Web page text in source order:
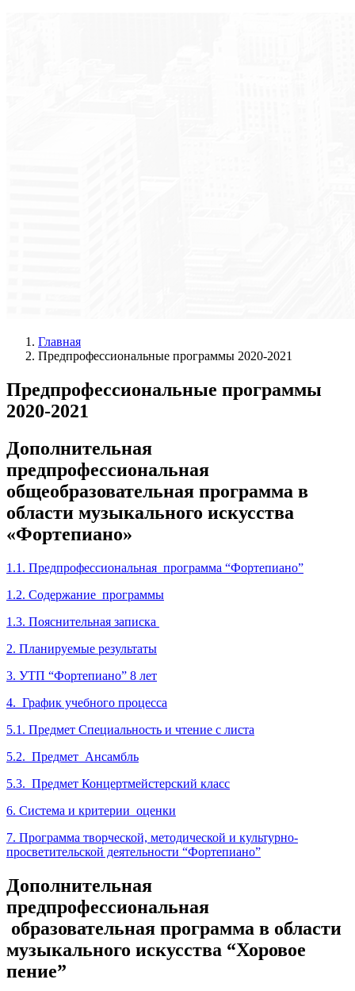
Главная
Предпрофессиональные программы 2020-2021
Предпрофессиональные программы
2020-2021
Дополнительная
предпрофессиональная
общеобразовательная программа в
области музыкального искусства
«Фортепиано»
1.1. Предпрофессиональная программа “Фортепиано”
1.2. Содержание программы
1.3. Пояснительная записка
2. Планируемые результаты
3. УТП “Фортепиано” 8 лет
4. График учебного процесса
5.1. Предмет Специальность и чтение с листа
5.2. Предмет Ансамбль
5.3. Предмет Концертмейстерский класc
6. Система и критерии оценки
7. Программа творческой, методической и культурно-
просветительской деятельности “Фортепиано”
Дополнительная
предпрофессиональная
образовательная программа в области
музыкального искусства “Хоровое
пение”